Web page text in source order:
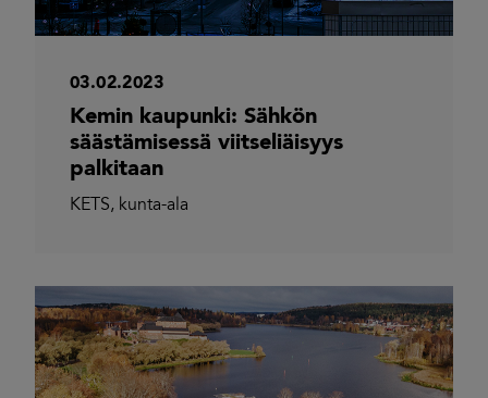
03.02.2023
Kemin kaupunki: Sähkön
säästämisessä viitseliäisyys
palkitaan
KETS, kunta-ala